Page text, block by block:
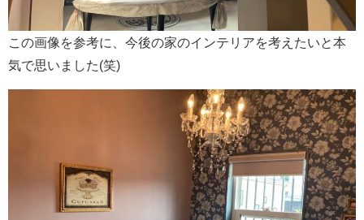
この画像を参考に、今後の家のインテリアを考えたいと本
気で思いました(笑)